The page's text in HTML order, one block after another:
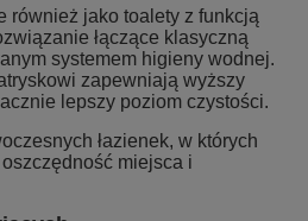
również jako toalety z funkcją
łączące klasyczną
systemem higieny wodnej.
zapewniają wyższy
lepszy poziom czystości.
łazienek, w których
miejsca i